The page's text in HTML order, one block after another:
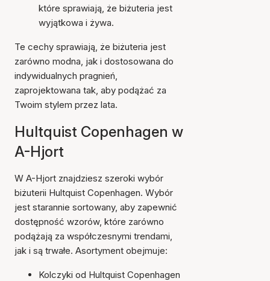
które sprawiają, że biżuteria jest
wyjątkowa i żywa.
Te cechy sprawiają, że biżuteria jest
zarówno modna, jak i dostosowana do
indywidualnych pragnień,
zaprojektowana tak, aby podążać za
Twoim stylem przez lata.
Hultquist Copenhagen w
A-Hjort
W A-Hjort znajdziesz szeroki wybór
biżuterii Hultquist Copenhagen. Wybór
jest starannie sortowany, aby zapewnić
dostępność wzorów, które zarówno
podążają za współczesnymi trendami,
jak i są trwałe. Asortyment obejmuje:
Kolczyki od Hultquist Copenhagen